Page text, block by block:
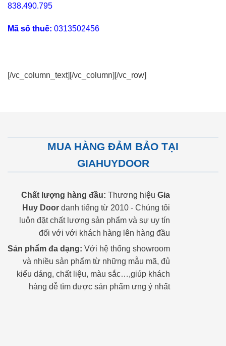
838.490.795
Mã số thuế: 0313502456
[/vc_column_text][/vc_column][/vc_row]
MUA HÀNG ĐẢM BẢO TẠI
GIAHUYDOOR
Chất lượng hàng đầu: Thương hiệu Gia
Huy Door danh tiếng từ 2010 - Chúng tôi
luôn đặt chất lượng sản phẩm và sự uy tín
đối với với khách hàng lên hàng đầu
Sản phẩm đa dạng: Với hệ thống showroom
và nhiều sản phẩm từ những mẫu mã, đủ
kiểu dáng, chất liệu, màu sắc…,giúp khách
hàng dễ tìm được sản phẩm ưng ý nhất